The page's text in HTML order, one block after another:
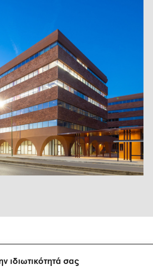
ιδιωτικότητά σας
στη λίστα αλληλογραφίας μας.